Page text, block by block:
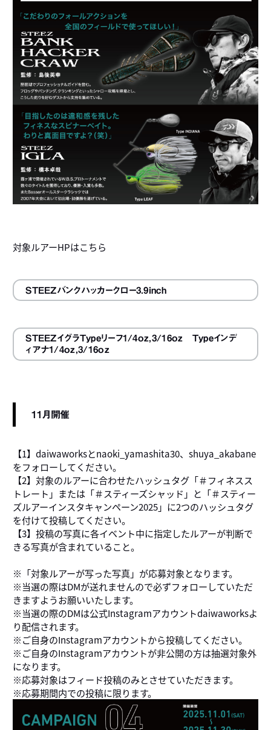
対象ルアーHPはこちら
STEEZバンクハッカークロー3.9inch
STEEZイグラTypeリーフ1/4oz,3/16oz Typeインデ
ィアナ1/4oz,3/16oz
11月開催
【1】daiwaworksとnaoki_yamashita30、shuya_akabane
をフォローしてください。
【2】対象のルアーに合わせたハッシュタグ「＃フィネスス
トレート」または「＃スティーズシャッド」と「＃スティー
ズルアーインスタキャンペーン2025」に2つのハッシュタグ
を付けて投稿してください。
【3】投稿の写真に各イベント中に指定したルアーが判断で
きる写真が含まれていること。
※「対象ルアーが写った写真」が応募対象となります。
※当選の際はDMが送れませんので必ずフォローしていただ
きますようお願いいたします。
※当選の際のDMは公式Instagramアカウントdaiwaworksよ
り配信されます。
※ご自身のInstagramアカウントから投稿してください。
※ご自身のInstagramアカウントが非公開の方は抽選対象外
になります。
※応募対象はフィード投稿のみとさせていただきます。
※応募期間内での投稿に限ります。